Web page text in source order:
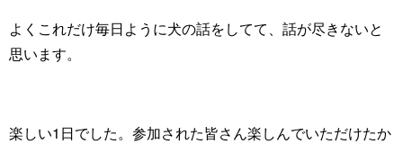
よくこれだけ毎日ように犬の話をしてて、話が尽きないと
思います。
楽しい1日でした。参加された皆さん楽しんでいただけたか